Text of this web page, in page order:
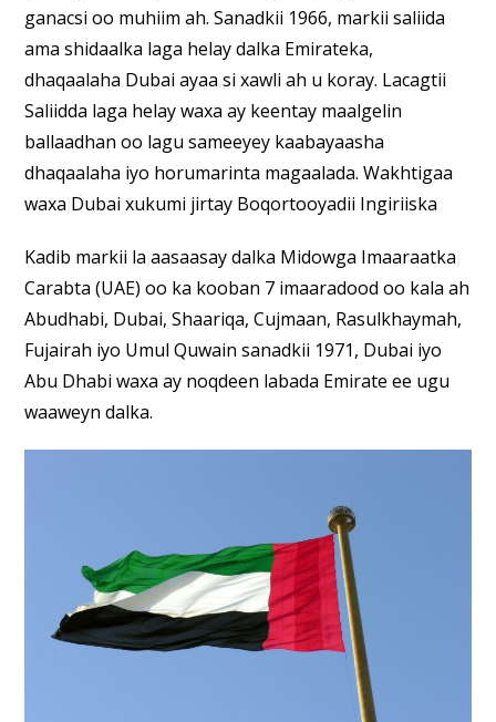
ganacsi oo muhiim ah. Sanadkii 1966, markii saliida
ama shidaalka laga helay dalka Emirateka,
dhaqaalaha Dubai ayaa si xawli ah u koray. Lacagtii
Saliidda laga helay waxa ay keentay maalgelin
ballaadhan oo lagu sameeyey kaabayaasha
dhaqaalaha iyo horumarinta magaalada. Wakhtigaa
waxa Dubai xukumi jirtay Boqortooyadii Ingiriiska
Kadib markii la aasaasay dalka Midowga Imaaraatka
Carabta (UAE) oo ka kooban 7 imaaradood oo kala ah
Abudhabi, Dubai, Shaariqa, Cujmaan, Rasulkhaymah,
Fujairah iyo Umul Quwain sanadkii 1971, Dubai iyo
Abu Dhabi waxa ay noqdeen labada Emirate ee ugu
waaweyn dalka.